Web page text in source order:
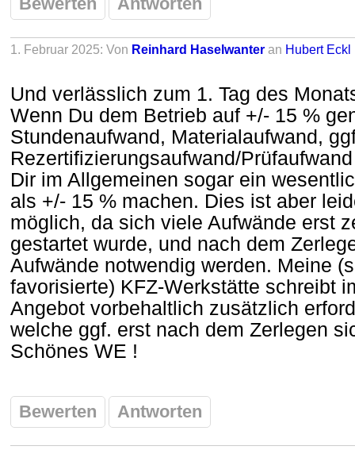
1. Februar 2025: Von Reinhard Haselwanter an Hubert Eckl
Und verlässlich zum 1. Tag des
Wenn Du dem Betrieb auf +/- 15 %
Stundenaufwand, Materialaufwand,
Rezertifizierungsaufwand/
Dir im Allgemeinen sogar ein
als +/- 15 % machen. Dies ist aber
möglich, da sich viele Aufwände erst
gestartet wurde, und nach dem
Aufwände notwendig werden. Meine
favorisierte) KFZ-Werkstätte schreibt
Angebot vorbehaltlich zusätzlich
welche ggf. erst nach dem Zerlegen
Schönes WE !
Bewerten Antworten